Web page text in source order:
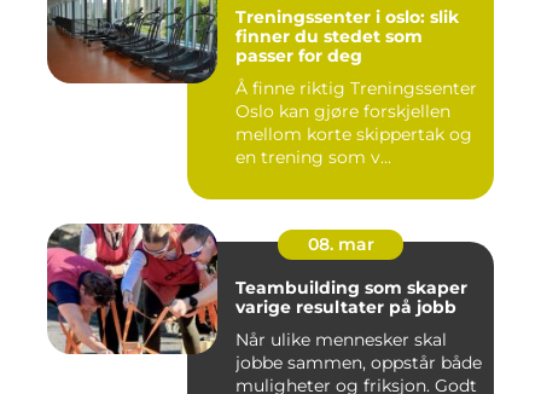
Treningssenter i oslo: slik
finner du stedet som
passer for deg
Å finne riktig Treningssenter
Oslo kan gjøre forskjellen
mellom korte skippertak og
en trening som v...
08. mar
Teambuilding som skaper
varige resultater på jobb
Når ulike mennesker skal
jobbe sammen, oppstår både
muligheter og friksjon. Godt